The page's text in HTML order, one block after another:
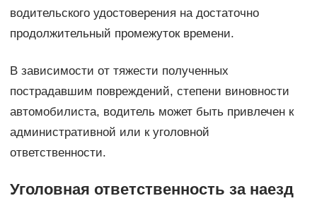
водительского удостоверения на достаточно
продолжительный промежуток времени.
В зависимости от тяжести полученных
пострадавшим повреждений, степени виновности
автомобилиста, водитель может быть привлечен к
административной или к уголовной
ответственности.
Уголовная ответственность за наезд